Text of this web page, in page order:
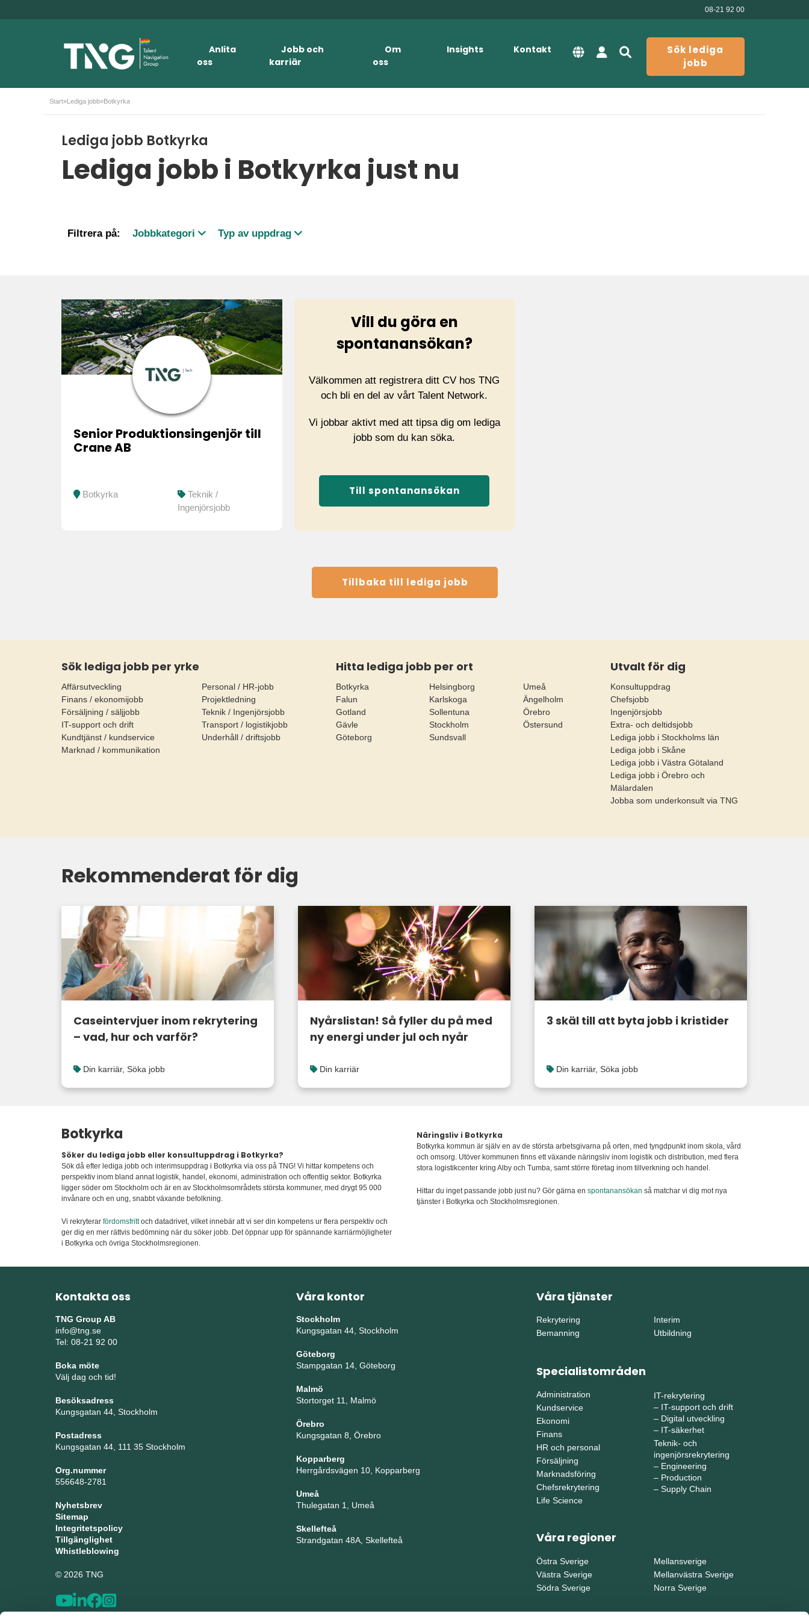
08-21 92 00
Anlita
oss
Jobb och
karriär
Om
oss
Insights Kontakt
Sök lediga
jobb
Start»Lediga jobb»Botkyrka
Lediga jobb Botkyrka
Lediga jobb i Botkyrka just nu
Filtrera på: Jobbkategori Typ av uppdrag
Senior Produktionsingenjör till
Crane AB
Botkyrka
Teknik /
Ingenjörsjobb
Vill du göra en
spontanansökan?
Välkommen att registrera ditt CV hos TNG
och bli en del av vårt Talent Network.
Vi jobbar aktivt med att tipsa dig om lediga
jobb som du kan söka.
Till spontanansökan
Tillbaka till lediga jobb
Sök lediga jobb per yrke
Affärsutveckling
Finans / ekonomijobb
Försäljning / säljjobb
IT-support och drift
Kundtjänst / kundservice
Marknad / kommunikation
Personal / HR-jobb
Projektledning
Teknik / Ingenjörsjobb
Transport / logistikjobb
Underhåll / driftsjobb
Hitta lediga jobb per ort
Botkyrka
Falun
Gotland
Gävle
Göteborg
Helsingborg
Karlskoga
Sollentuna
Stockholm
Sundsvall
Umeå
Ängelholm
Örebro
Östersund
Utvalt för dig
Konsultuppdrag
Chefsjobb
Ingenjörsjobb
Extra- och deltidsjobb
Lediga jobb i Stockholms län
Lediga jobb i Skåne
Lediga jobb i Västra Götaland
Lediga jobb i Örebro och
Mälardalen
Jobba som underkonsult via TNG
Rekommenderat för dig
Caseintervjuer inom rekrytering
– vad, hur och varför?
Din karriär, Söka jobb
Nyårslistan! Så fyller du på med
ny energi under jul och nyår
Din karriär
3 skäl till att byta jobb i kristider
Din karriär, Söka jobb
Botkyrka
Söker du lediga jobb eller konsultuppdrag i Botkyrka?
Sök då efter lediga jobb och interimsuppdrag i Botkyrka via oss på TNG! Vi hittar kompetens och
perspektiv inom bland annat logistik, handel, ekonomi, administration och offentlig sektor. Botkyrka
ligger söder om Stockholm och är en av Stockholmsområdets största kommuner, med drygt 95 000
invånare och en ung, snabbt växande befolkning.
Vi rekryterar fördomsfrittoch datadrivet, vilket innebär att vi ser din kompetens ur flera perspektiv och
ger dig en mer rättvis bedömning när du söker jobb. Det öppnar upp för spännande karriärmöjligheter
i Botkyrka och övriga Stockholmsregionen.
Näringsliv i Botkyrka
Botkyrka kommun är själv en av de största arbetsgivarna på orten, med tyngdpunkt inom skola, vård
och omsorg. Utöver kommunen finns ett växande näringsliv inom logistik och distribution, med flera
stora logistikcenter kring Alby och Tumba, samt större företag inom tillverkning och handel.
Hittar du inget passande jobb just nu? Gör gärna en spontanansökan så matchar vi dig mot nya
tjänster i Botkyrka och Stockholmsregionen.
Kontakta oss
TNG Group AB
info@tng.se
Tel: 08-21 92 00
Boka möte
Välj dag och tid!
Besöksadress
Kungsgatan 44, Stockholm
Postadress
Kungsgatan 44, 111 35 Stockholm
Org.nummer
556648-2781
Nyhetsbrev
Sitemap
Integritetspolicy
Tillgänglighet
Whistleblowing
© 2026 TNG
Våra kontor
Stockholm
Kungsgatan 44, Stockholm
Göteborg
Stampgatan 14, Göteborg
Malmö
Stortorget 11, Malmö
Örebro
Kungsgatan 8, Örebro
Kopparberg
Herrgårdsvägen 10, Kopparberg
Umeå
Thulegatan 1, Umeå
Skellefteå
Strandgatan 48A, Skellefteå
Våra tjänster
Rekrytering
Bemanning
Interim
Utbildning
Specialistområden
Administration
Kundservice
Ekonomi
Finans
HR och personal
Försäljning
Marknadsföring
Chefsrekrytering
Life Science
IT-rekrytering
– IT-support och drift
– Digital utveckling
– IT-säkerhet
Teknik- och
ingenjörsrekrytering
– Engineering
– Production
– Supply Chain
Våra regioner
Östra Sverige
Västra Sverige
Södra Sverige
Mellansverige
Mellanvästra Sverige
Norra Sverige